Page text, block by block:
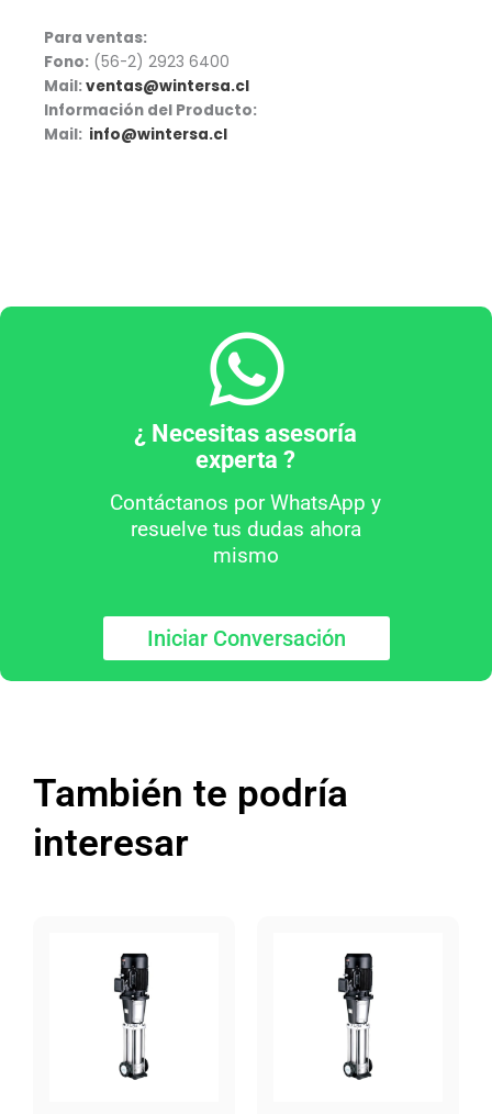
Para ventas:
Fono: (56-2) 2923 6400
Mail:ventas@wintersa.cl
Información del Producto:
Mail: info@wintersa.cl
¿ Necesitas asesoría
experta ?
Contáctanos por WhatsApp y
resuelve tus dudas ahora
mismo
Iniciar Conversación
También te podría
interesar